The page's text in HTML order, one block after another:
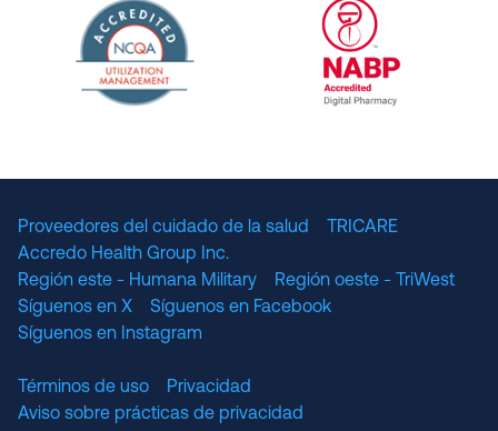
URAC Accredited Pharmacy Benefit
URAC
Proveedores del cuidado de la salud
TRICARE
Accredo Health Group Inc.
Región este - Humana Military
Región oeste - TriWest
Síguenos en X
Síguenos en Facebook
Síguenos en Instagram
Términos de uso
Privacidad
Aviso sobre prácticas de privacidad